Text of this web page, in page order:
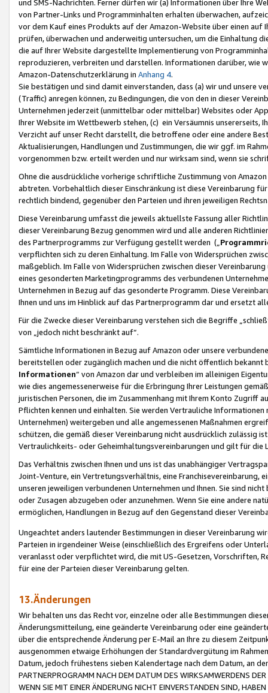
und SMS-Nachrichten. Ferner dürfen wir (a) Informationen über Ihre
von Partner-Links und Programminhalten erhalten überwachen,
vor dem Kauf eines Produkts auf der Amazon-Website über einen
prüfen, überwachen und anderweitig untersuchen, um die Einhaltung
die auf Ihrer Website dargestellte Implementierung von
reproduzieren, verbreiten und darstellen. Informationen darüber, wie
Amazon-Datenschutzerklärung in Anhang 4.
Sie bestätigen und sind damit einverstanden, dass (a) wir und
(Traffic) anregen können, zu Bedingungen, die von den in dieser
Unternehmen jederzeit (unmittelbar oder mittelbar) Websites oder
Ihrer Website im Wettbewerb stehen, (c) ein Versäumnis unsererseits,
Verzicht auf unser Recht darstellt, die betroffene oder eine andere
Aktualisierungen, Handlungen und Zustimmungen, die wir ggf. im
vorgenommen bzw. erteilt werden und nur wirksam sind, wenn sie
Ohne die ausdrückliche vorherige schriftliche Zustimmung von
abtreten. Vorbehaltlich dieser Einschränkung ist diese Vereinbarung
rechtlich bindend, gegenüber den Parteien und ihren jeweiligen
Diese Vereinbarung umfasst die jeweils aktuellste Fassung aller
dieser Vereinbarung Bezug genommen wird und alle anderen
des Partnerprogramms zur Verfügung gestellt werden („
verpflichten sich zu deren Einhaltung. Im Falle von Widersprüchen
maßgeblich. Im Falle von Widersprüchen zwischen dieser
eines gesonderten Marketingprogramms des verbundenen
Unternehmen in Bezug auf das gesonderte Programm. Diese
Ihnen und uns im Hinblick auf das Partnerprogramm dar und ersetzt
Für die Zwecke dieser Vereinbarung verstehen sich die Begriffe
von „jedoch nicht beschränkt auf“.
Sämtliche Informationen in Bezug auf Amazon oder unsere
bereitstellen oder zugänglich machen und die nicht öffentlich
Informationen“ von Amazon dar und verbleiben im alleinigen
wie dies angemessenerweise für die Erbringung Ihrer Leistungen
juristischen Personen, die im Zusammenhang mit Ihrem Konto
Pflichten kennen und einhalten. Sie werden Vertrauliche
Unternehmen) weitergeben und alle angemessenen Maßnahmen
schützen, die gemäß dieser Vereinbarung nicht ausdrücklich zulässig
Vertraulichkeits- oder Geheimhaltungsvereinbarungen und gilt für die
Das Verhältnis zwischen Ihnen und uns ist das unabhängiger
Joint-Venture, ein Vertretungsverhältnis, eine Franchisevereinbarung,
unseren jeweiligen verbundenen Unternehmen und Ihnen. Sie sind
oder Zusagen abzugeben oder anzunehmen. Wenn Sie eine andere
ermöglichen, Handlungen in Bezug auf den Gegenstand dieser
Ungeachtet anders lautender Bestimmungen in dieser Vereinbarung
Parteien in irgendeiner Weise (einschließlich des Ergreifens oder
veranlasst oder verpflichtet wird, die mit US-Gesetzen, Vorschriften,
für eine der Parteien dieser Vereinbarung gelten.
13.Änderungen
Wir behalten uns das Recht vor, einzelne oder alle Bestimmungen
Änderungsmitteilung, eine geänderte Vereinbarung oder eine
über die entsprechende Änderung per E-Mail an Ihre zu diesem
ausgenommen etwaige Erhöhungen der Standardvergütung im
Datum, jedoch frühestens sieben Kalendertage nach dem Datum, an
PARTNERPROGRAMM NACH DEM DATUM DES WIRKSAMWERDENS
WENN SIE MIT EINER ÄNDERUNG NICHT EINVERSTANDEN SIND,